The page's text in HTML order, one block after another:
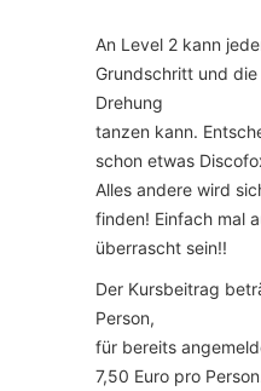
An Level 2 kann
Grundschritt und
Drehung
tanzen kann.
schon etwas
Alles andere wird
finden! Einfach mal
überrascht sein!!
Der Kursbeitrag
Person,
für bereits
7,50 Euro pro